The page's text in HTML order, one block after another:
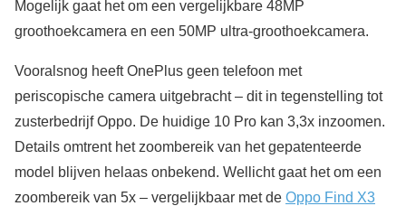
Mogelijk gaat het om een vergelijkbare 48MP
groothoekcamera en een 50MP ultra-groothoekcamera.
Vooralsnog heeft OnePlus geen telefoon met
periscopische camera uitgebracht – dit in tegenstelling tot
zusterbedrijf Oppo. De huidige 10 Pro kan 3,3x inzoomen.
Details omtrent het zoombereik van het gepatenteerde
model blijven helaas onbekend. Wellicht gaat het om een
zoombereik van 5x – vergelijkbaar met de Oppo Find X3